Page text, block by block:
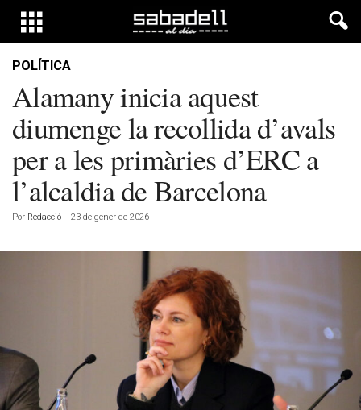
POLÍTICA
Alamany inicia aquest
diumenge la recollida d’avals
per a les primàries d’ERC a
l’alcaldia de Barcelona
Por Redacció - 23 de gener de 2026